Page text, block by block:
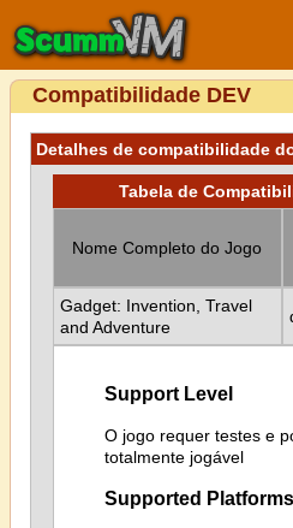
Compatibilidade DEV
Detalhes de compatibilidade
Tabela de
Nome Completo do Jogo
Gadget: Invention, Travel
and Adventure
Support Level
O jogo requer testes e
totalmente jogável
Supported Platforms